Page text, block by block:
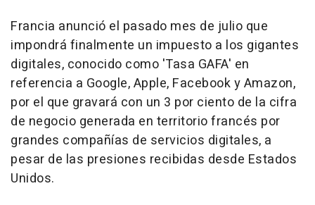
Francia anunció el pasado mes de julio que
impondrá finalmente un impuesto a los gigantes
digitales, conocido como 'Tasa GAFA' en
referencia a Google, Apple, Facebook y Amazon,
por el que gravará con un 3 por ciento de la cifra
de negocio generada en territorio francés por
grandes compañías de servicios digitales, a
pesar de las presiones recibidas desde Estados
Unidos.